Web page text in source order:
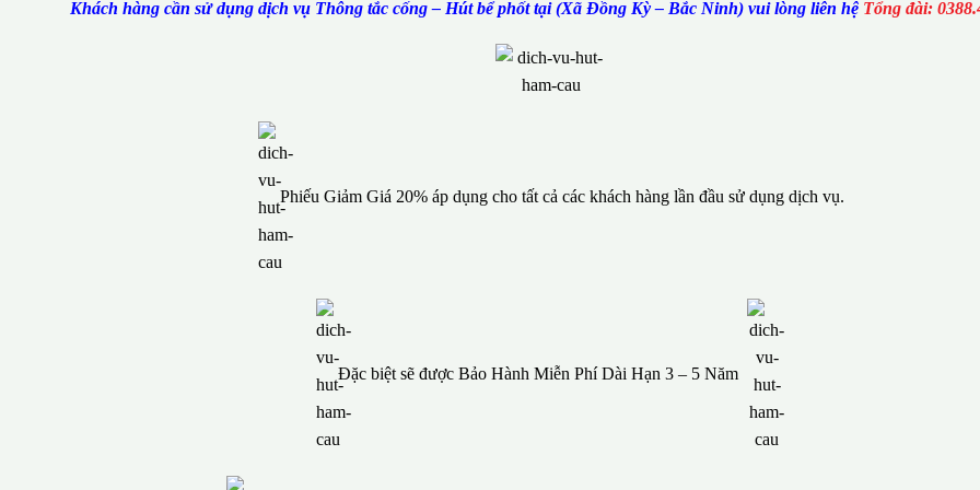
Khách hàng cần sử dụng dịch vụ Thông tắc cống – Hút bể phốt tại (Xã Đồng Kỳ – Bắc Ninh) vui lòng liên hệ Tổng đài:
Phiếu Giảm Giá 20% áp dụng cho tất cả các khách hàng lần đầu sử dụng dịch vụ.
Đặc biệt sẽ được Bảo Hành Miễn Phí Dài Hạn 3 – 5 Năm